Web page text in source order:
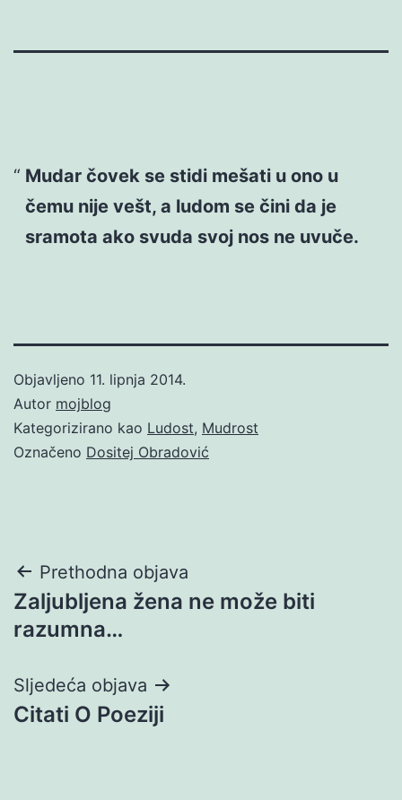
Mudar čovek se stidi mešati u ono u
čemu nije vešt, a ludom se čini da je
sramota ako svuda svoj nos ne uvuče.
Objavljeno 11. lipnja 2014.
Autor mojblog
Kategorizirano kao Ludost, Mudrost
Označeno Dositej Obradović
Navigacija
objava
Prethodna objava
Zaljubljena žena ne može biti
razumna…
Sljedeća objava
Citati O Poeziji